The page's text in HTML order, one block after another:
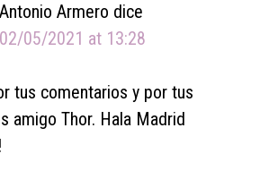
Antonio Armero dice
02/05/2021 at 13:28
tus comentarios y por tus
amigo Thor. Hala Madrid